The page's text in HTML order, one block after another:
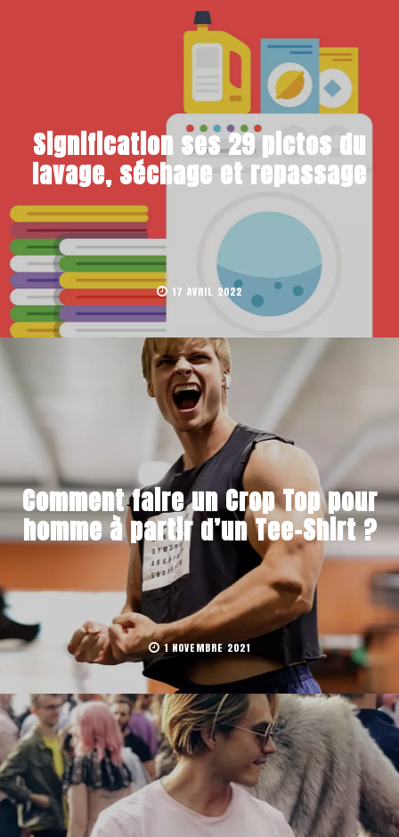
Signification ses 29 pictos du
lavage, séchage et repassage
17 AVRIL 2022
Comment faire un Crop Top pour
homme à partir d’un Tee-Shirt ?
1 NOVEMBRE 2021